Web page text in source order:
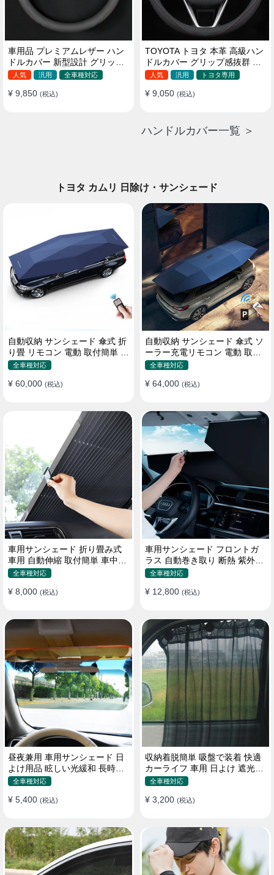
車用品 プレミアムレザー ハン
ドルカバー 新型設計 グリップ
感向上 取付簡単 滑り止め 36〜
人気 汎用 全車種対応
¥ 9,850 (税込)
TOYOTA トヨタ 本革 高級ハン
ドルカバー グリップ感抜群 取
り付け簡単 滑り止め 37~40CM
人気 汎用 トヨタ専用
¥ 9,050 (税込)
ハンドルカバー一覧 ＞
トヨタ カムリ 日除け・サンシェード
自動収納 サンシェード 傘式 折
り畳 リモコン 電動 取付簡単 汎
用 防風
全車種対応
¥ 60,000 (税込)
自動収納 サンシェード 傘式 ソ
ーラー充電リモコン 電動 取付
簡単 汎用
全車種対応
¥ 64,000 (税込)
車用サンシェード 折り畳み式
車用 自動伸縮 取付簡単 車中泊
紫外線UVカット 仮眠 断熱
全車種対応
¥ 8,000 (税込)
車用サンシェード フロントガ
ラス 自動巻き取り 断熱 紫外線
UVカット 取付収納便利
全車種対応
¥ 12,800 (税込)
昼夜兼用 車用サンシェード 日
よけ用品 眩しい光緩和 長時間
運転 特殊遮光素材
全車種対応
¥ 5,400 (税込)
収納着脱簡単 吸盤で装着 快適
カーライフ 車用 日よけ 遮光
UVカット 通気
全車種対応
¥ 3,200 (税込)